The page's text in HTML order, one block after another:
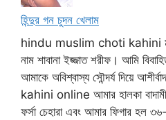
হিন্দুর গন চুদন খেলাম
hindu muslim choti kahini
নাম শাবানা ইজ্জাত শরীফ। আমি
আমাকে অবিশ্বাস্য সৌন্দর্য দিয়ে
kahini online আমার হালকা
ফর্সা চেহারা এবং আমার ফিগার হল